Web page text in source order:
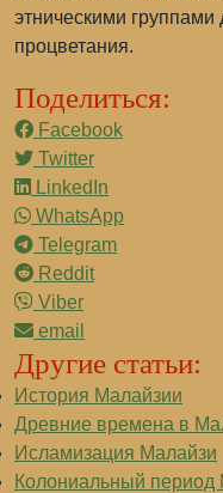
этническими группами
процветания.
Поделиться:
Facebook
Twitter
LinkedIn
WhatsApp
Telegram
Reddit
Viber
email
Другие статьи:
История Малайзии
Древние времена в
Исламизация Малайзи
Колониальный период